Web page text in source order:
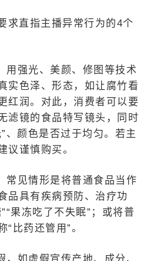
求直指主播异常行为的4个
用强光、美颜、修图等技术
实色泽、形态，如让腐竹看
红润。对此，消费者可以要
滤镜的食品特写镜头，同时
、颜色是否过于均匀。若主
议谨慎购买。
常见情形是将普通食品当作
品具有疾病预防、治疗功
果冻吃了不失眠”；或将普
比药还管用”。